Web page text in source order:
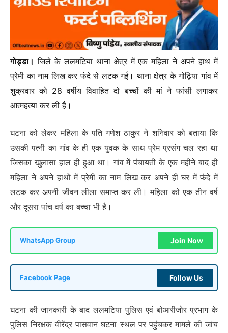
गोड्डा। जिले के ललमटिया थाना क्षेत्र में एक महिला ने अपने हाथ में
प्रेमी का नाम लिख कर फंदे से लटक गई। थाना क्षेत्र के गोढ़िया गांव में
शुक्रवार को 28 वर्षीय विवाहित दो बच्चों की मां ने फांसी लगाकर
आत्महत्या कर ली है।
घटना को लेकर महिला के पति गणेश ठाकुर ने शनिवार को बताया कि
उसकी पत्नी का गांव के ही एक युवक के साथ प्रेम प्रसंग चल रहा था
जिसका खुलासा हाल ही हुआ था। गांव में पंचायती के एक महीने बाद ही
महिला ने अपने हाथों में प्रेमी का नाम लिख कर अपने ही घर में फंदे में
लटक कर अपनी जीवन लीला समाप्त कर ली। महिला को एक तीन वर्ष
और दूसरा पांच वर्ष का बच्चा भी है।
WhatsApp Group Join Now
Facebook Page Follow Us
घटना की जानकारी के बाद ललमटिया पुलिस एवं बोआरीजोर प्रभाग के
पुलिस निरक्षक वीरेंद्र पासवान घटना स्थल पर पहुंचकर मामले की जांच